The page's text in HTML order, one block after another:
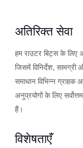
अतिरिक्त सेवा
हम राउटर बिट्स के
जिसमें विनिर्देश, सामग्री
समाधान विभिन्न
अनुप्रयोगों के लिए
हैं।
विशेषताएँ